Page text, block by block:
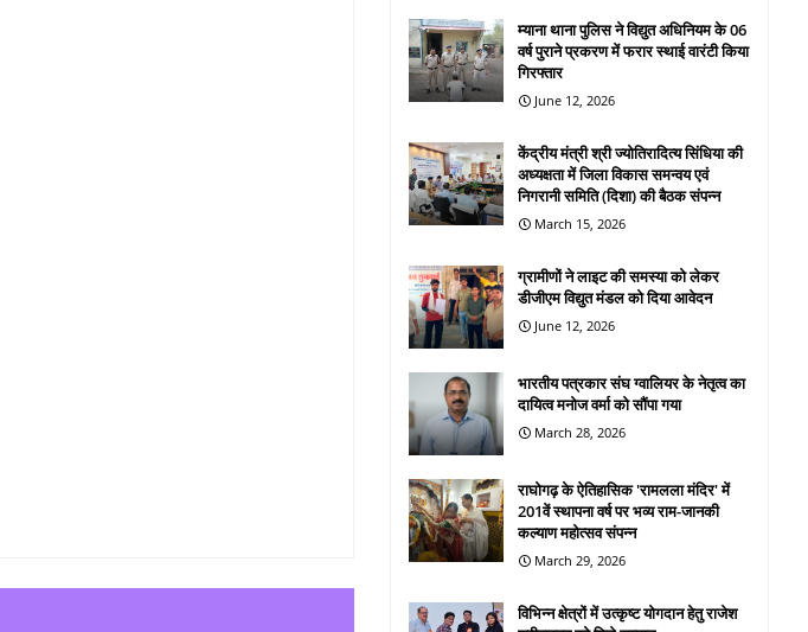
म्याना थाना पुलिस ने विद्युत अधिनियम के 06
वर्ष पुराने प्रकरण में फरार स्थाई वारंटी किया
गिरफ्तार
June 12, 2026
केंद्रीय मंत्री श्री ज्योतिरादित्य सिंधिया की
अध्यक्षता में जिला विकास समन्वय एवं
निगरानी समिति (दिशा) की बैठक संपन्न
March 15, 2026
ग्रामीणों ने लाइट की समस्या को लेकर
डीजीएम विद्युत मंडल को दिया आवेदन
June 12, 2026
भारतीय पत्रकार संघ ग्वालियर के नेतृत्व का
दायित्व मनोज वर्मा को सौंपा गया
March 28, 2026
राघोगढ़ के ऐतिहासिक 'रामलला मंदिर' में
201वें स्थापना वर्ष पर भव्य राम-जानकी
कल्याण महोत्सव संपन्न
March 29, 2026
विभिन्न क्षेत्रों में उत्कृष्ट योगदान हेतु राजेश